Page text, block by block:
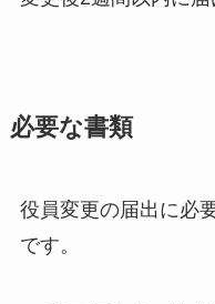
必要な書類
役員変更の届出に必
です。